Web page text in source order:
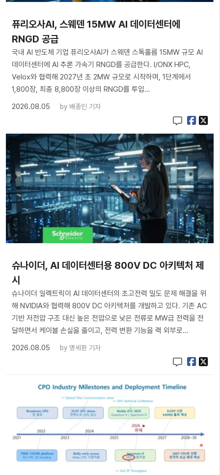
퓨리오사AI, 스웨덴 15MW AI 데이터센터에
RNGD 공급
국내 AI 반도체 기업 퓨리오사AI가 스웨덴 스톡홀름 15MW 규모 AI
데이터센터에 AI 추론 가속기 RNGD를 공급한다. I/ONX HPC,
Velox와 협력해 2027년 초 2MW 규모로 시작하며, 1단계에서
1,800장, 최종 8,800장 이상의 RNGD를 투입…
2026.08.05
by 배종인 기자
슈나이더, AI 데이터센터용 800V DC 아키텍처 제
시
슈나이더 일렉트릭이 AI 데이터센터의 초고전력 밀도 문제 해결을 위
해 NVIDIA와 협력해 800V DC 아키텍처를 개발하고 있다. 기존 AC
기반 저전압 구조 대신 높은 전압으로 낮은 전류로 MW급 전력을 전
달하면서 케이블 손실을 줄이고, 전력 변환 기능을 랙 외부로…
2026.08.05
by 명세환 기자